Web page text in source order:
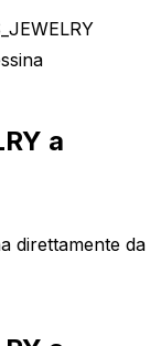
a
direttamente da